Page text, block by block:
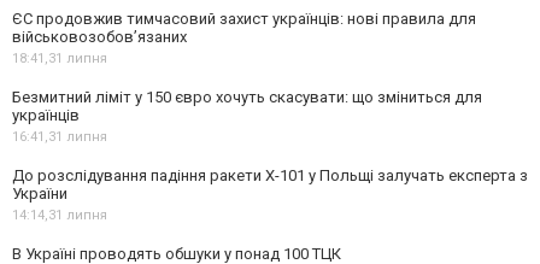
ЄС продовжив тимчасовий захист українців: нові правила для
військовозобов’язаних
18:41,31 липня
Безмитний ліміт у 150 євро хочуть скасувати: що зміниться для
українців
16:41,31 липня
До розслідування падіння ракети Х-101 у Польщі залучать експерта з
України
14:14,31 липня
В Україні проводять обшуки у понад 100 ТЦК